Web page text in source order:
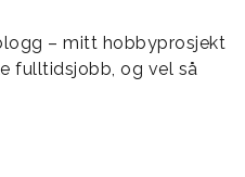
– mitt hobbyprosjekt
fulltidsjobb, og vel så